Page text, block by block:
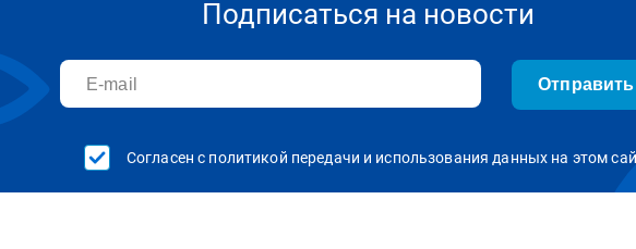
Подписаться на новости
Отправить
Согласен с политикой передачи и использования данных на этом